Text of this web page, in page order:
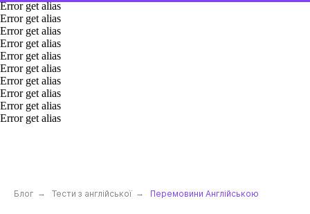
Error get alias
Error get alias
Error get alias
Error get alias
Error get alias
Error get alias
Error get alias
Error get alias
Error get alias
Error get alias
Блог → Тести з англійської → Перемовини Англійською